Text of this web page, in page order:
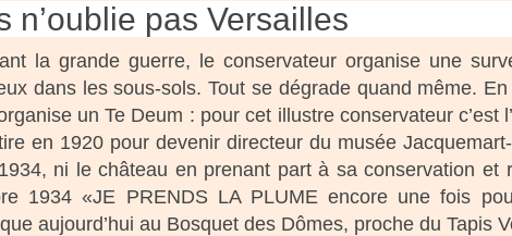
n’oublie pas Versailles
la grande guerre, le conservateur organise une
dans les sous-sols. Tout se dégrade quand même.
un Te Deum : pour cet illustre conservateur
en 1920 pour devenir directeur du musée
ni le château en prenant part à sa conservation
1934 «JE PRENDS LA PLUME encore une fois
aujourd’hui au Bosquet des Dômes, proche du